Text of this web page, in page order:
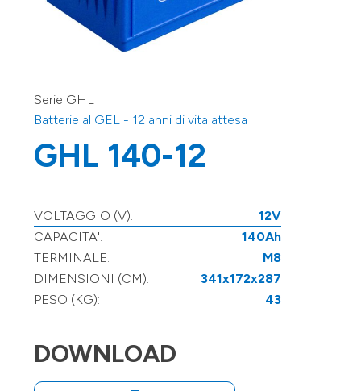
Serie GHL
Batterie al GEL - 12 anni di vita attesa
GHL 140-12
VOLTAGGIO (V):
12V
CAPACITA':
140Ah
TERMINALE:
M8
DIMENSIONI (CM):
341x172x287
PESO (KG):
43
DOWNLOAD